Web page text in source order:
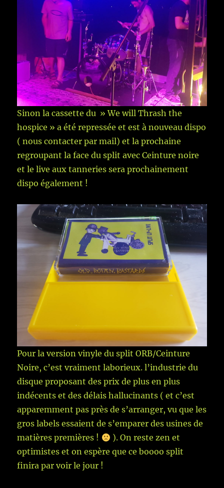
Sinon la cassette du » We will Thrash the
hospice » a été repressée et est à nouveau dispo
( nous contacter par mail) et la prochaine
regroupant la face du split avec Ceinture noire
et le live aux tanneries sera prochainement
dispo également !
Pour la version vinyle du split ORB/Ceinture
Noire, c’est vraiment laborieux. l’industrie du
disque proposant des prix de plus en plus
indécents et des délais hallucinants ( et c’est
apparemment pas près de s’arranger, vu que les
gros labels essaient de s’emparer des usines de
matières premières !
). On reste zen et
optimistes et on espère que ce boooo split
finira par voir le jour !